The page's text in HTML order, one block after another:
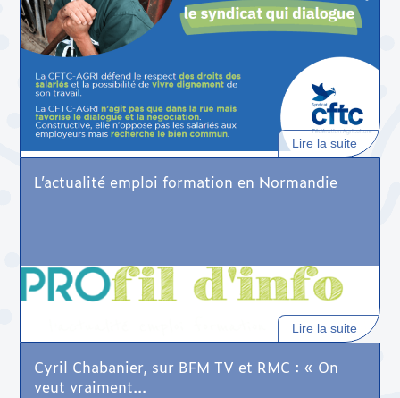
Lire la suite
L’actualité emploi formation en Normandie
Lire la suite
Cyril Chabanier, sur BFM TV et RMC : « On
veut vraiment...